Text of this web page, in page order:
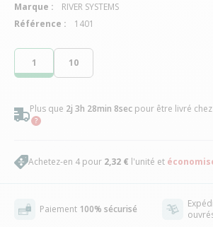
1 10
Plus que 2j 3h 28min 8sec pour être livré
Achetez-en 4 pour 2,32 € l'unité et
Paiement 100% sécurisé
Marque :
RIVER SYSTEMS
Référence :
1401